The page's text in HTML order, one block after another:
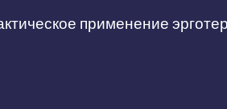
применение